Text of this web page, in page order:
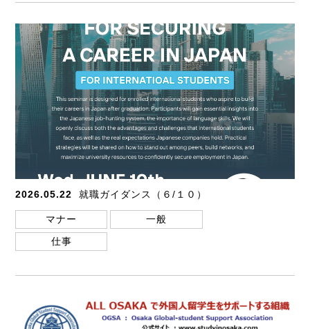
2026.05.22 就職ガイダンス（６/１０）
マナー
一般
仕事